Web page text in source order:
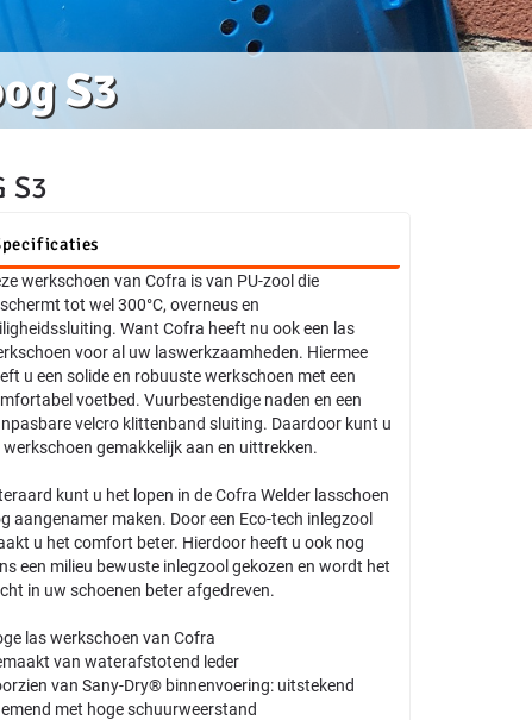
S3
S3
werkschoen van Cofra is van PU-zool die
tot wel 300°C, overneus en
Want Cofra heeft nu ook een las
voor al uw laswerkzaamheden. Hiermee
u een solide en robuuste werkschoen met een
voetbed. Vuurbestendige naden en een
velcro klittenband sluiting. Daardoor kunt u
werkschoen gemakkelijk aan en uittrekken.
kunt u het lopen in de Cofra Welder lasschoen
aangenamer maken. Door een Eco-tech inlegzool
u het comfort beter. Hierdoor heeft u ook nog
een milieu bewuste inlegzool gekozen en wordt het
in uw schoenen beter afgedreven.
las werkschoen van Cofra
van waterafstotend leder
van Sany-Dry® binnenvoering: uitstekend
met hoge schuurweerstand